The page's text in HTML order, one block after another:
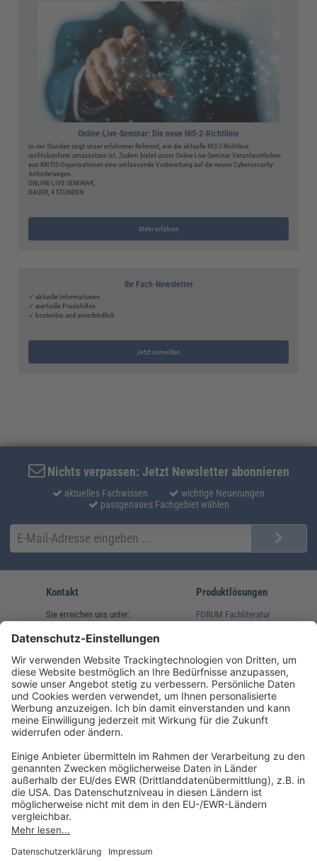
Online-Live-Seminar: Die neue NIS-2-Richtlinie
In vier Stunden zeigt unser erfahrener Referent, wie die aktuelle NIS-2-Richtlinie
rechtskonform umzusetzen ist. Zudem bietet unser Online-Live-Seminar Verantwortlichen
aus KRITIS-Organisationen eine umfassende Vorbereitung auf die neuen Cybersecurity-
Anforderungen.
ONLINE-LIVE-SEMINAR,
DAUER, 4 STUNDEN
Mehr erfahren
Ihr Fach-Newsletter
✓ aktuelle Informationen
✓ wertvolle Praxishilfen
✓ kostenlos und unverbindlich
Jetzt anmelden
Nichts verpassen: Jetzt Newsletter abonnieren
aktuelles Fachwissen
wichtige Neuerungen
passgenaues Fachgebiet wählen
Kontakt
Sie erreichen uns unter:
(08233) 38 11 23
service@forum-verlag.com
Mo-Do 07:30 - 17:00 Uhr
Fr 07:30 - 15:00 Uhr
Produktlösungen
FORUM Fachliteratur
Folgen Sie uns
Impressum
Datenschutz